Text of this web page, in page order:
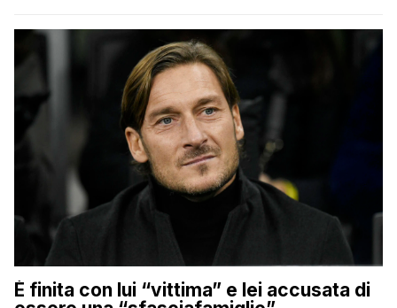
È finita con lui “vittima” e lei accusata di